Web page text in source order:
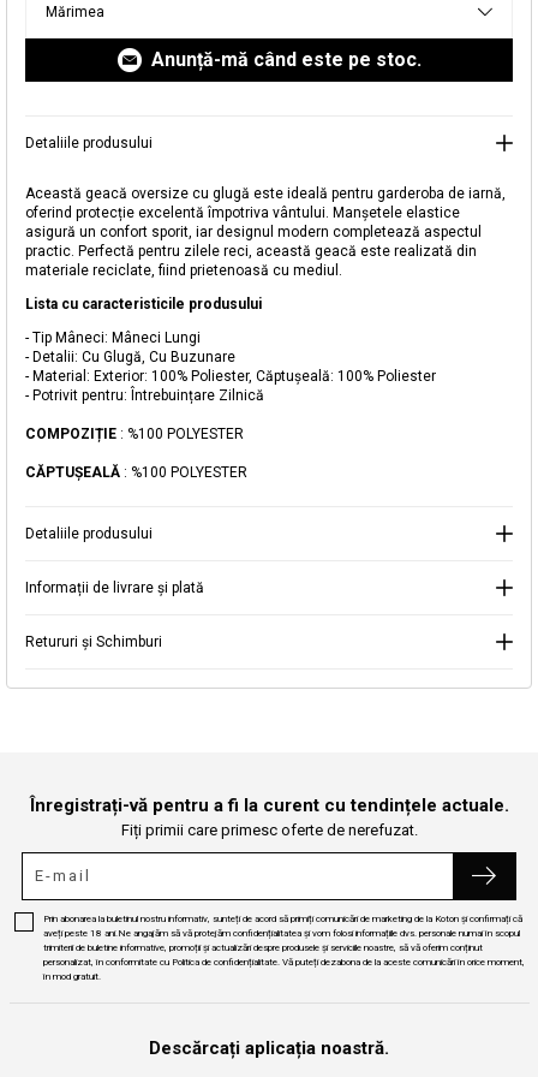
Mărimea
Anunță-mă când este pe stoc.
Detaliile produsului
Această geacă oversize cu glugă este ideală pentru garderoba de iarnă,
oferind protecție excelentă împotriva vântului. Manșetele elastice
asigură un confort sporit, iar designul modern completează aspectul
practic. Perfectă pentru zilele reci, această geacă este realizată din
materiale reciclate, fiind prietenoasă cu mediul.
Lista cu caracteristicile produsului
- Tip Mâneci: Mâneci Lungi
- Detalii: Cu Glugă, Cu Buzunare
- Material: Exterior: 100% Poliester, Căptușeală: 100% Poliester
- Potrivit pentru: Întrebuințare Zilnică
COMPOZIȚIE : %100 POLYESTER
CĂPTUŞEALĂ : %100 POLYESTER
Detaliile produsului
Informații de livrare și plată
Retururi și Schimburi
Înregistrați-vă pentru a fi la curent cu tendințele actuale.
Fiți primii care primesc oferte de nerefuzat.
Prin abonarea la buletinul nostru informativ, sunteți de acord să primiți comunicări de marketing de la Koton și confirmați că
aveți peste 18 ani.Ne angajăm să vă protejăm confidențialitatea și vom folosi informațiile dvs. personale numai în scopul
trimiterii de buletine informative, promoții și actualizări despre produsele și serviciile noastre, să vă oferim conținut
personalizat, în conformitate cu Politica de confidențialitate. Vă puteți dezabona de la aceste comunicări în orice moment,
în mod gratuit.
Descărcați aplicația noastră.
Puteți ajunge la magazinul KOTON pe care îl căutați
selectând informațiile despre țară și oraș.
Selecteaza țara
Selectați Judet
Alertă de stoc
Când produsul revine în stoc, vă
vom trimite o notificare la adresa
dvs. de e-mail
Adăugat în coș
Geacă Oversize Cu Glugă
249,99 RON